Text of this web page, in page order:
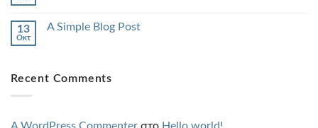
13
Οκτ
A Simple Blog Post
Recent Comments